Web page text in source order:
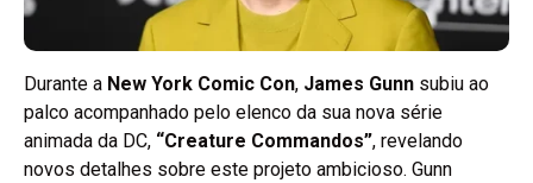
Durante a New York Comic Con, James Gunn subiu ao
palco acompanhado pelo elenco da sua nova série
animada da DC, “Creature Commandos”, revelando
novos detalhes sobre este projeto ambicioso. Gunn